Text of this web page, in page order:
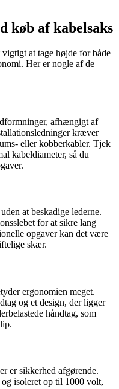
køb af kabelsaks
at tage højde for både
Her er nogle af de
afhængigt af
kræver
eller kobberkabler. Tjek
kabeldiameter, så du
at beskadige lederne.
for at sikre lang
opgaver kan det være
skær.
ergonomien meget.
og et design, der ligger
håndtag, som
er sikkerhed afgørende.
isoleret op til 1000 volt,